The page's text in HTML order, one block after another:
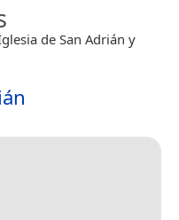
de San Adrián y